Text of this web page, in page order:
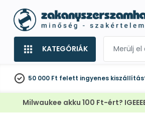
KATEGÓRIÁK
50 000 Ft felett ingyenes
Milwaukee akku 100 Ft-ért?